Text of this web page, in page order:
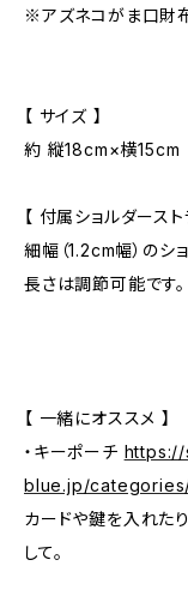
※アズネコがま口財
【 サイズ 】
約 縦18cm×横15cm
【 付属ショルダースト
細幅（1.2cm幅）のシ
長さは調節可能です
【 一緒にオススメ 】
・キーポーチ
blue.jp/
カードや鍵を入れた
して。